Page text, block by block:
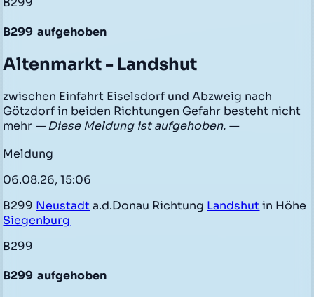
B299 aufgehoben
Altenmarkt - Landshut
zwischen Einfahrt Eiselsdorf und Abzweig nach
Götzdorf in beiden Richtungen Gefahr besteht nicht
mehr — Diese Meldung ist aufgehoben. —
Meldung
06.08.26, 15:06
B299 Neustadta.d.Donau Richtung Landshutin Höhe
Siegenburg
B299
B299 aufgehoben